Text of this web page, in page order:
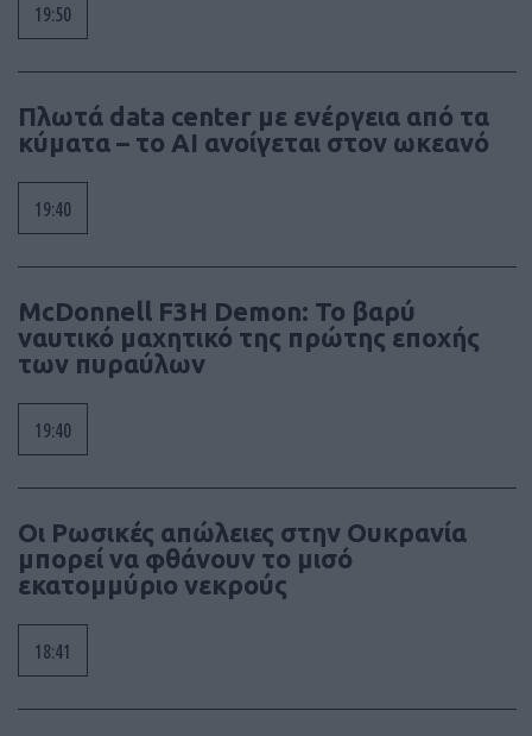
19:50
Πλωτά data center με ενέργεια από τα
κύματα – το AI ανοίγεται στον ωκεανό
19:40
McDonnell F3H Demon: Το βαρύ
ναυτικό μαχητικό της πρώτης εποχής
των πυραύλων
19:40
Οι Ρωσικές απώλειες στην Ουκρανία
μπορεί να φθάνουν το μισό
εκατομμύριο νεκρούς
18:41